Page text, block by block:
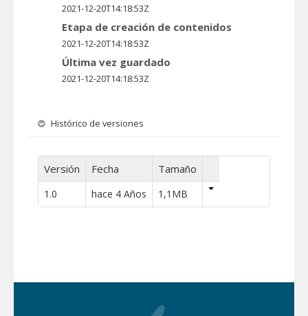
2021-12-20T14:18:53Z
Etapa de creación de contenidos
2021-12-20T14:18:53Z
Última vez guardado
2021-12-20T14:18:53Z
Histórico de versiones
Versión Fecha Tamaño
1.0 hace 4 Años 1,1MB